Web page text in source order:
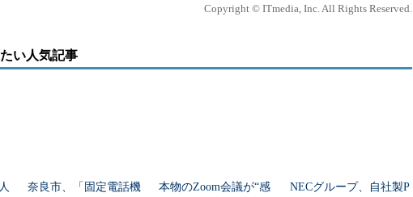
Copyright © ITmedia, Inc. All Rights Reserved.
い人気記事
奈良市、「固定電話機
本物のZoom会議が“感
NECグループ、自社製P